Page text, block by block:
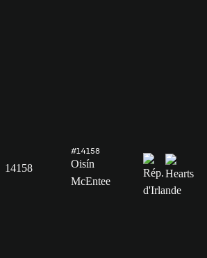
14158
#14158
Oisín
McEntee